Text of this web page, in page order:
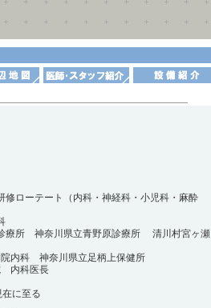
ローテート（内科・神経科・小児科・麻酔
療所 神奈川県立青野原診療所 清川村宮ヶ瀬
内科 神奈川県立足柄上保健所
内科医長
に至る